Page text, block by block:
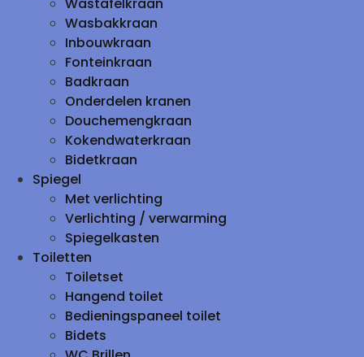
Wasbakkraan
Inbouwkraan
Fonteinkraan
Badkraan
Onderdelen kranen
Douchemengkraan
Kokendwaterkraan
Bidetkraan
Spiegel
Met verlichting
Verlichting / verwarming
Spiegelkasten
Toiletten
Toiletset
Hangend toilet
Bedieningspaneel toilet
Bidets